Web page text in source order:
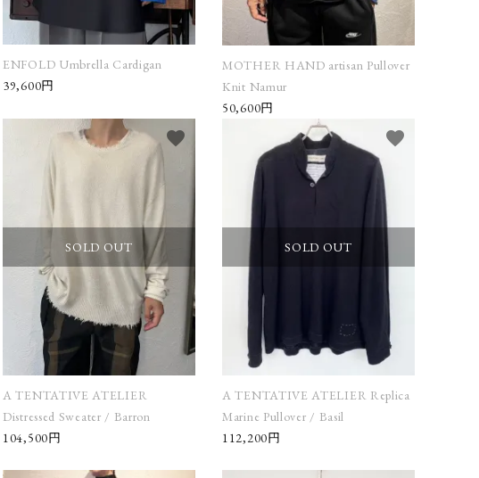
MOTHER
HAND artisan
NOUSAN Pas de calais
SILVANA
THOM
BROWNE eye
TOM FORD eye
WERKSTATT:MUNCHEN yoused
ENFOLD Umbrella Cardigan
39,600円
MOTHER HAND artisan Pullover
Knit Namur
50,600円
SOLD OUT
A TENTATIVE ATELIER
Distressed Sweater / Barron
104,500円
favorite
SOLD OUT
A TENTATIVE ATELIER Replica
Marine Pullover / Basil
112,200円
favorite